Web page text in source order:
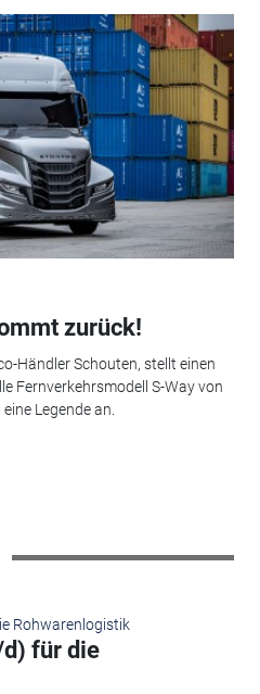
zurück!
Händler Schouten, stellt einen
Fernverkehrsmodell S-Way von
Legende an.
für die